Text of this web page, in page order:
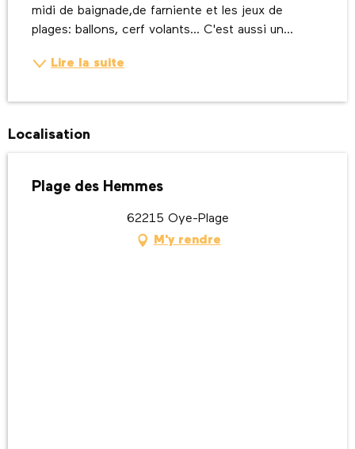
midi de baignade,de farniente et les jeux de
plages: ballons, cerf volants... C'est aussi un...
Lire la suite
Localisation
Plage des Hemmes
62215 Oye-Plage
M'y rendre